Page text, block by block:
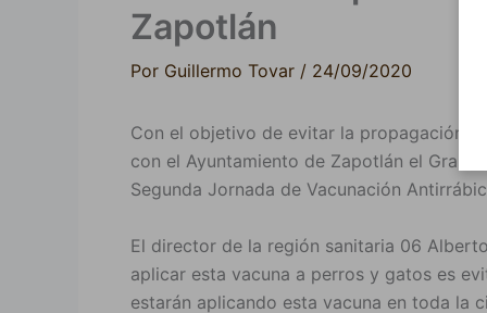
Zapotlán
Por Guillermo Tovar / 24/09/2020
Con el objetivo de evitar la propagación
con el Ayuntamiento de Zapotlán el
Segunda Jornada de Vacunación
El director de la región sanitaria 06
aplicar esta vacuna a perros y gatos es
estarán aplicando esta vacuna en toda la